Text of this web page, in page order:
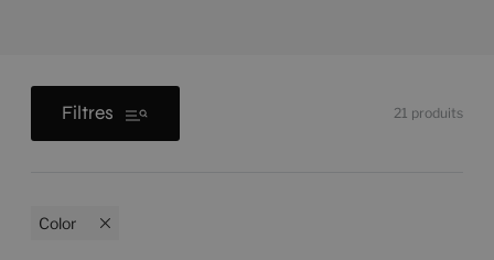
Filtres 21 produits
Color